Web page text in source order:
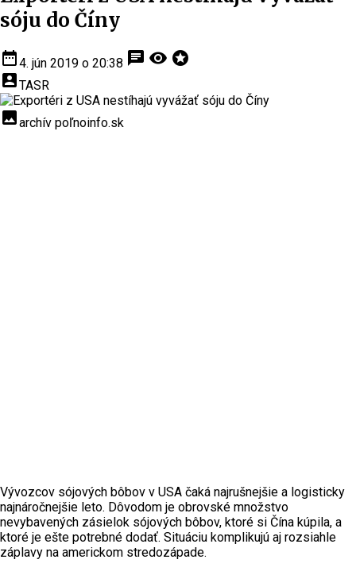
sóju do Číny
date_range4. jún 2019 o 20:38 chat visibility stars
account_boxTASR
insert_photoarchív poľnoinfo.sk
Vývozcov sójových bôbov v USA čaká najrušnejšie a logisticky
najnáročnejšie leto. Dôvodom je obrovské množstvo
nevybavených zásielok sójových bôbov, ktoré si Čína kúpila, a
ktoré je ešte potrebné dodať. Situáciu komplikujú aj rozsiahle
záplavy na americkom stredozápade.